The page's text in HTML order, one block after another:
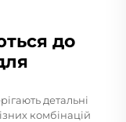
до
детальні
комбінацій